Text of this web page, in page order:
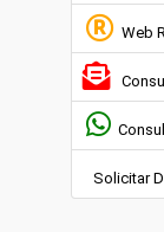
Web
Solicitar